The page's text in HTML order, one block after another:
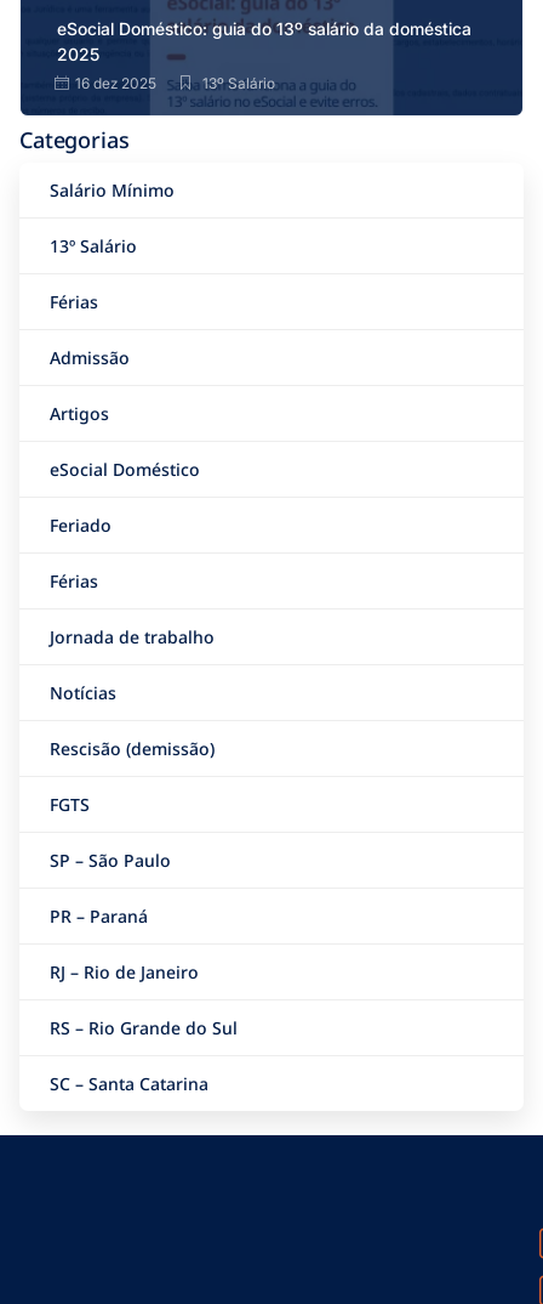
eSocial Doméstico: guia do 13º salário da doméstica
2025
16 dez 2025 13º Salário
Categorias
Salário Mínimo
13º Salário
Férias
Admissão
Artigos
eSocial Doméstico
Feriado
Férias
Jornada de trabalho
Notícias
Rescisão (demissão)
FGTS
SP – São Paulo
PR – Paraná
RJ – Rio de Janeiro
RS – Rio Grande do Sul
SC – Santa Catarina